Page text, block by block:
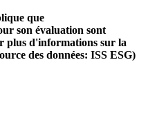
que
son évaluation sont
plus d'informations sur la
des données: ISS ESG)